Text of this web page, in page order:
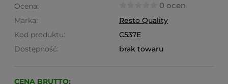
Ocena: 0 ocen
Marka:
Resto Quality
Kod produktu:
C537E
Dostępność:
brak towaru
CENA BRUTTO: